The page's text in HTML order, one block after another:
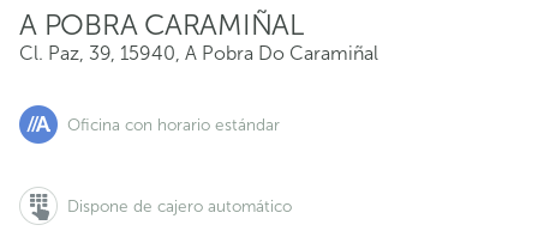
A POBRA CARAMIÑAL
Cl. Paz, 39, 15940, A Pobra Do Caramiñal
Oficina con horario estándar
Dispone de cajero automático